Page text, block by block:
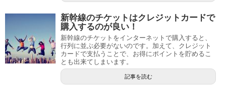
新幹線のチケットはクレジットカードで
購入するのが良い！
新幹線のチケットをインターネットで購入すると、
行列に並ぶ必要がないのです。加えて、クレジット
カードで支払うことで、お得にポイントを貯めるこ
とも出来てしまいます。
記事を読む